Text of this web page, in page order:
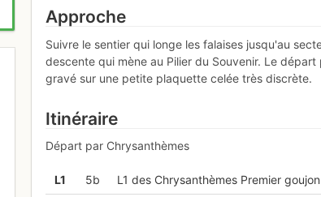
Approche
Suivre le sentier qui longe les falaises jusqu'au
descente qui mène au Pilier du Souvenir. Le
gravé sur une petite plaquette celée très discrète.
Itinéraire
Départ par Chrysanthèmes
L1 5b L1 des Chrysanthèmes Premier